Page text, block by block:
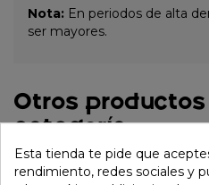
Nota: En periodos de alta
ser mayores.
Otros
categoría:
Esta tienda te pide que
rendimiento, redes sociales y